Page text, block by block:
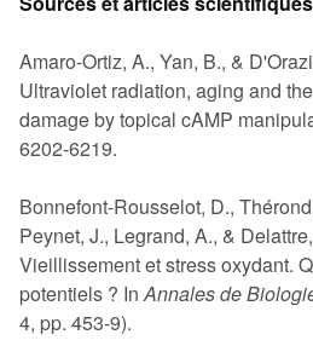
Amaro-Ortiz, A., Yan, B., &
Ultraviolet radiation, aging and
damage by topical cAMP
6202-6219.
Bonnefont-Rousselot, D.,
Peynet, J., Legrand, A., &
Vieillissement et stress oxydant.
potentiels ? InAnnales de
4, pp. 453-9).